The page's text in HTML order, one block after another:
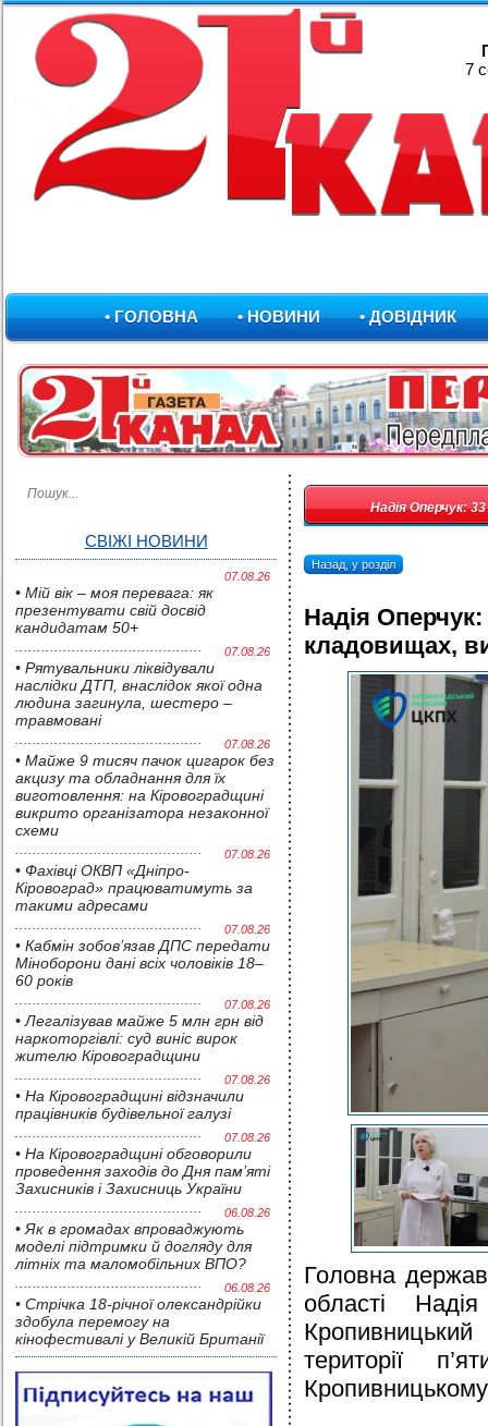
7
• ГОЛОВНА • НОВИНИ • ДОВІДНИК
СВІЖІ НОВИНИ
07.08.26
• Мій вік – моя перевага: як
презентувати свій досвід
кандидатам 50+
07.08.26
• Pятувальники ліквідували
наслідки ДТП, внаслідок якої одна
людина загинула, шестеро –
травмовані
07.08.26
• Майже 9 тисяч пачок цигарок без
акцизу та обладнання для їх
виготовлення: на Кіровоградщині
викрито організатора незаконної
схеми
07.08.26
• Фахівці ОКВП «Дніпро-
Кіровоград» працюватимуть за
такими адресами
07.08.26
• Кабмін зобов’язав ДПС передати
Міноборони дані всіх чоловіків 18–
60 років
07.08.26
• Легалізував майже 5 млн грн від
наркоторгівлі: суд виніс вирок
жителю Кіровоградщини
07.08.26
• На Кіровоградщині відзначили
працівників будівельної галузі
07.08.26
• На Кіровоградщині обговорили
проведення заходів до Дня пам’яті
Захисників і Захисниць України
06.08.26
• Як в громадах впроваджують
моделі підтримки й догляду для
літніх та маломобільних ВПО?
06.08.26
• Стрічка 18-річної олександрійки
здобула перемогу на
кінофестивалі у Великій Британії
Надія Оперчук: 33
Назад, у розділ
Надія Оперчук:
кладовищах,
Головна
області
території